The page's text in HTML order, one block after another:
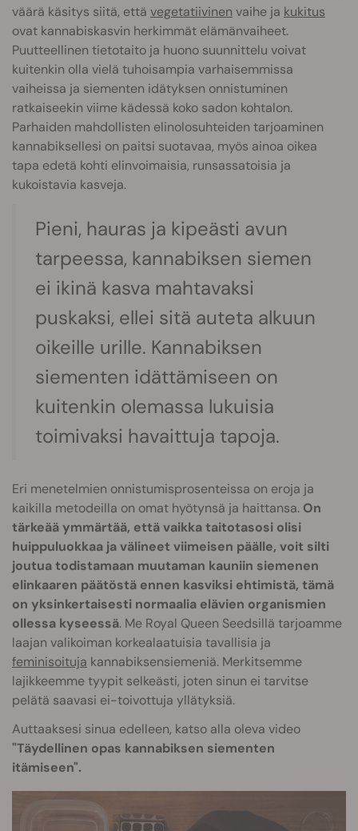
väärä käsitys siitä, että vegetatiivinen vaihe ja kukitus
ovat kannabiskasvin herkimmät elämänvaiheet.
Puutteellinen tietotaito ja huono suunnittelu voivat
kuitenkin olla vielä tuhoisampia varhaisemmissa
vaiheissa ja siementen idätyksen onnistuminen
ratkaiseekin viime kädessä koko sadon kohtalon.
Parhaiden mahdollisten elinolosuhteiden tarjoaminen
kannabiksellesi on paitsi suotavaa, myös ainoa oikea
tapa edetä kohti elinvoimaisia, runsassatoisia ja
kukoistavia kasveja.
Pieni, hauras ja kipeästi avun
tarpeessa, kannabiksen siemen
ei ikinä kasva mahtavaksi
puskaksi, ellei sitä auteta alkuun
oikeille urille. Kannabiksen
siementen idättämiseen on
kuitenkin olemassa lukuisia
toimivaksi havaittuja tapoja.
Eri menetelmien onnistumisprosenteissa on eroja ja
kaikilla metodeilla on omat hyötynsä ja haittansa. On
tärkeää ymmärtää, että vaikka taitotasosi olisi
huippuluokkaa ja välineet viimeisen päälle, voit silti
joutua todistamaan muutaman kauniin siemenen
elinkaaren päätöstä ennen kasviksi ehtimistä, tämä
on yksinkertaisesti normaalia elävien organismien
ollessa kyseessä. Me Royal Queen Seedsillä tarjoamme
laajan valikoiman korkealaatuisia tavallisia ja
feminisoituja kannabiksensiemeniä. Merkitsemme
lajikkeemme tyypit selkeästi, joten sinun ei tarvitse
pelätä saavasi ei-toivottuja yllätyksiä.
Auttaaksesi sinua edelleen, katso alla oleva video
"Täydellinen opas kannabiksen siementen
itämiseen".